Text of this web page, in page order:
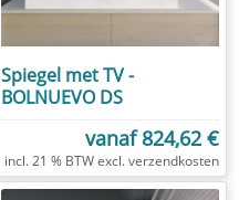
Spiegel met TV -
BOLNUEVO DS
vanaf824,62 €
excl.verzendkosten